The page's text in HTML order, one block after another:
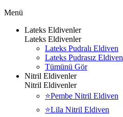
Menü
Lateks Eldivenler
Lateks Eldivenler
Lateks Pudralı Eldiven
Lateks Pudrasız Eldiven
Tümünü Gör
Nitril Eldivenler
Nitril Eldivenler
⭐Pembe Nitril Eldiven
⭐Lila Nitril Eldiven